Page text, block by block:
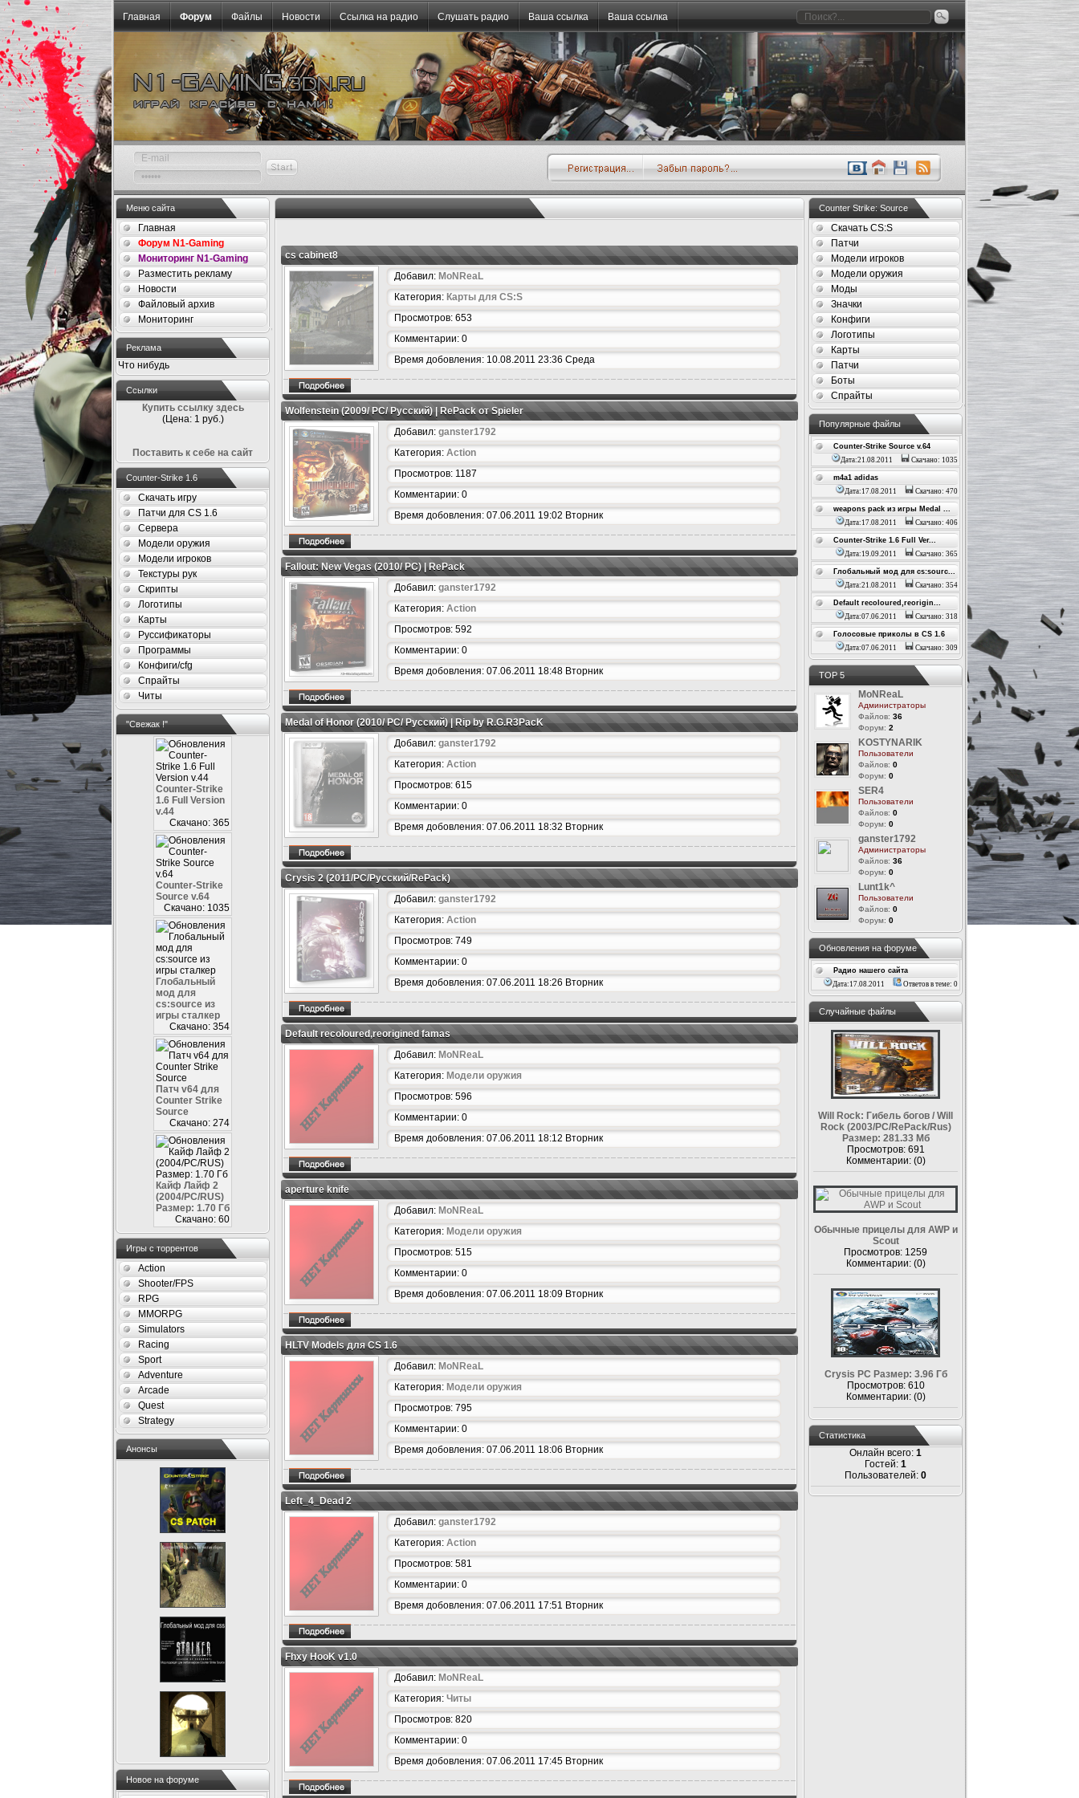
Главная Форум Файлы Новости Ссылка на радио Слушать радио Ваша ссылка Ваша ссылка
Меню сайта
Главная
Форум N1-Gaming
Мониторинг N1-Gaming
Разместить рекламу
Новости
Файловый архив
Мониторинг
Реклама
Что нибудь
Ссылки
Купить ссылку здесь
(Цена: 1 руб.)
Поставить к себе на сайт
Counter-Strike 1.6
Скачать игру
Патчи для CS 1.6
Сервера
Модели оружия
Модели игроков
Текстуры рук
Скрипты
Логотипы
Карты
Руссификаторы
Программы
Конфиги/cfg
Спрайты
Читы
"Свежак !"
Counter-Strike
1.6 Full Version
v.44
Скачано: 365
Counter-Strike
Source v.64
Скачано: 1035
Глобальный
мод для
cs:source из
игры сталкер
Скачано: 354
Патч v64 для
Counter Strike
Source
Скачано: 274
Кайф Лайф 2
(2004/PC/RUS)
Размер: 1.70 Гб
Скачано: 60
Игры с торрентов
Action
Shooter/FPS
RPG
MMORPG
Simulators
Racing
Sport
Adventure
Arcade
Quest
Strategy
Анонсы
Новое на форуме
cs cabinet8
Добавил: MoNReaL
Категория: Карты для CS:S
Просмотров: 653
Комментарии: 0
Время добовления: 10.08.2011 23:36 Среда
Wolfenstein (2009/ PC/ Русский) | RePack от Spieler
Добавил: ganster1792
Категория: Action
Просмотров: 1187
Комментарии: 0
Время добовления: 07.06.2011 19:02 Вторник
Fallout: New Vegas (2010/ PC) | RePack
Добавил: ganster1792
Категория: Action
Просмотров: 592
Комментарии: 0
Время добовления: 07.06.2011 18:48 Вторник
Medal of Honor (2010/ PC/ Русский) | Rip by R.G.R3PacK
Добавил: ganster1792
Категория: Action
Просмотров: 615
Комментарии: 0
Время добовления: 07.06.2011 18:32 Вторник
Crysis 2 (2011/PC/Русский/RePack)
Добавил: ganster1792
Категория: Action
Просмотров: 749
Комментарии: 0
Время добовления: 07.06.2011 18:26 Вторник
Default recoloured,reorigined famas
Добавил: MoNReaL
Категория: Модели оружия
Просмотров: 596
Комментарии: 0
Время добовления: 07.06.2011 18:12 Вторник
aperture knife
Добавил: MoNReaL
Категория: Модели оружия
Просмотров: 515
Комментарии: 0
Время добовления: 07.06.2011 18:09 Вторник
HLTV Models для CS 1.6
Добавил: MoNReaL
Категория: Модели оружия
Просмотров: 795
Комментарии: 0
Время добовления: 07.06.2011 18:06 Вторник
Left_4_Dead 2
Добавил: ganster1792
Категория: Action
Просмотров: 581
Комментарии: 0
Время добовления: 07.06.2011 17:51 Вторник
Fhxy HooK v1.0
Добавил: MoNReaL
Категория: Читы
Просмотров: 820
Комментарии: 0
Время добовления: 07.06.2011 17:45 Вторник
Counter Strike: Source
Скачать CS:S
Патчи
Модели игроков
Модели оружия
Моды
Значки
Конфиги
Логотипы
Карты
Патчи
Боты
Спрайты
Популярные файлы
Counter-Strike Source v.64
Дата:21.08.2011
Скачано: 1035
m4a1 adidas
Дата:17.08.2011
Скачано: 470
weapons pack из игры Medal ...
Дата:17.08.2011
Скачано: 406
Counter-Strike 1.6 Full Ver...
Дата:19.09.2011
Скачано: 365
Глобальный мод для cs:sourc...
Дата:21.08.2011
Скачано: 354
Default recoloured,reorigin...
Дата:07.06.2011
Скачано: 318
Голосовые приколы в CS 1.6
Дата:07.06.2011
Скачано: 309
ТОР 5
MoNReaL
Администраторы
Файлов: 36
Форум: 2
KOSTYNARIK
Пользователи
Файлов: 0
Форум: 0
SER4
Пользователи
Файлов: 0
Форум: 0
ganster1792
Администраторы
Файлов: 36
Форум: 0
Lunt1k^
Пользователи
Файлов: 0
Форум: 0
Обновления на форуме
Радио нашего сайта
Дата:17.08.2011
Ответов в теме: 0
Случайные файлы
Will Rock: Гибель богов / Will
Rock (2003/PC/RePack/Rus)
Размер: 281.33 Мб
Просмотров: 691
Комментарии: (0)
Обычные прицелы для AWP и
Scout
Просмотров: 1259
Комментарии: (0)
Crysis PC Размер: 3.96 Гб
Просмотров: 610
Комментарии: (0)
Статистика
Онлайн всего: 1
Гостей: 1
Пользователей: 0